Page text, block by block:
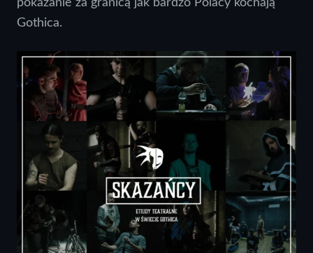
pokazanie za granicą jak bardzo Polacy kochają
Gothica.